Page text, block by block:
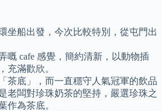
坐船出發，今次比較特別，從屯門出
嘅 cafe 感覺，簡約清新，以動物插
充滿歡欣。
茶底」，而一直穩守人氣冠軍的飲品
老闆對珍珠奶茶的堅持，嚴選珍珠之
作為茶底。